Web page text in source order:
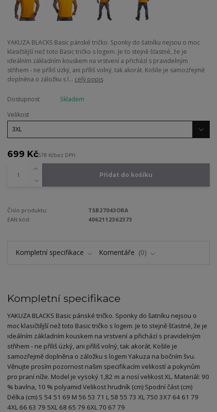
YAKUZA BLACKS Basic pánské tričko. Sponky do šatníku nejsou o moc
klasičtější než toto Basic tričko s logem. Je to stejně šťastné, že je
ideálním základním kouskem na vrstvení a přichází s pravidelným
střihem - ne příliš úzký, ani příliš volný, tak akorát. Košile je samozřejmě
doplněna o záložku s l... celý popis
Dostupnost
Skladem
Velikost
699 Kč578 Kčbez DPH
Přidat do košíku
Číslo produktu:
TSB27043ORA
EAN kód:
4062112362373
Kompletní specifikace Komentáře 0
Kompletní specifikace
YAKUZA BLACKS Basic pánské tričko. Sponky do šatníku nejsou o
moc klasičtější než toto Basic tričko s logem. Je to stejně šťastné, že je
ideálním základním kouskem na vrstvení a přichází s pravidelným
střihem - ne příliš úzký, ani příliš volný, tak akorát. Košile je
samozřejmě doplněna o záložku s logem Yakuza na bočním švu.
Věnujte prosím pozornost našim specifikacím velikostí a pokynům
pro praní níže. Model je vysoký 1,82 m a nosí velikost XL. Materiál: 90
% bavlna, 10 % polyamid Velikost hrudník (cm) Spodní část (cm)
Délka (cm) S 54 51 69 M 56 53 71 L 58 55 73 XL 750 3X7 64 61 79
4XL 66 63 79 5XL 68 65 79 6XL 70 67 79